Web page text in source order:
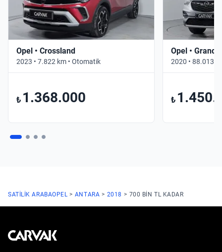
Opel • Crossland
2023 • 7.822 km • Otomatik
₺ 1.368.000
Opel •
2020 • 88.013
₺
SATILIK ARABAOPEL ANTARA 2018 700 BIN TL KADAR
Kavak